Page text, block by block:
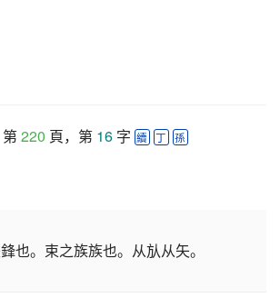
第 220 頁，第 16 字 續 丁 孫
也。束之族族也。从㫃从矢。